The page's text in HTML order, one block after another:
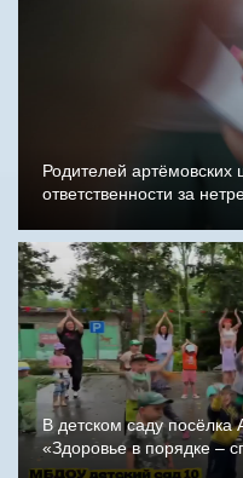
Родителей артёмовских
ответственности за
В детском саду
«Здоровье в порядке –